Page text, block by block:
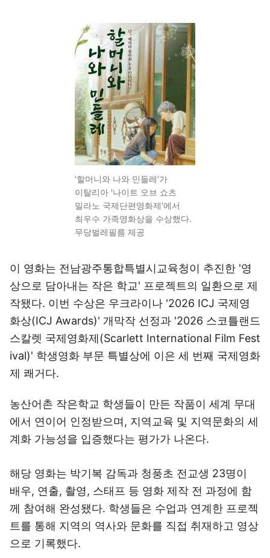
'할머니와 나와 민들레'가
이탈리아 '나이트 오브 쇼츠
밀라노 국제단편영화제'에서
최우수 가족영화상을 수상했다.
무당벌레필름 제공
이 영화는 전남광주통합특별시교육청이 추진한 '영
상으로 담아내는 작은 학교' 프로젝트의 일환으로 제
작됐다. 이번 수상은 우크라이나 '2026 ICJ 국제영
화상(ICJ Awards)' 개막작 선정과 '2026 스코틀랜드
스칼렛 국제영화제(Scarlett International Film Fest
ival)' 학생영화 부문 특별상에 이은 세 번째 국제영화
제 쾌거다.
농산어촌 작은학교 학생들이 만든 작품이 세계 무대
에서 연이어 인정받으며, 지역교육 및 지역문화의 세
계화 가능성을 입증했다는 평가가 나온다.
해당 영화는 박기복 감독과 청풍초 전교생 23명이
배우, 연출, 촬영, 스태프 등 영화 제작 전 과정에 함
께 참여해 완성됐다. 학생들은 수업과 연계한 프로젝
트를 통해 지역의 역사와 문화를 직접 취재하고 영상
으로 기록했다.